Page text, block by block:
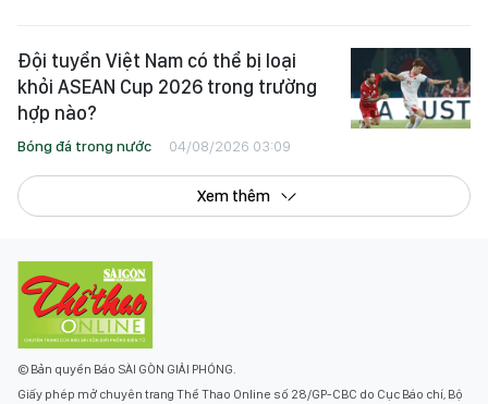
Đội tuyển Việt Nam có thể bị loại
khỏi ASEAN Cup 2026 trong trường
hợp nào?
Bóng đá trong nước 04/08/2026 03:09
Xem thêm
© Bản quyền Báo SÀI GÒN GIẢI PHÓNG.
Giấy phép mở chuyên trang Thể Thao Online số 28/GP-CBC do Cục Báo chí, Bộ